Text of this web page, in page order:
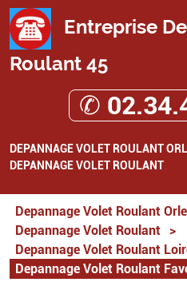
Entreprise
Roulant 45
✆
DEPANNAGE VOLET ROULANT
DEPANNAGE VOLET ROULANT
Depannage Volet Roulant
Depannage Volet Roulant
>
Depannage Volet Roulant
Depannage Volet Roulant